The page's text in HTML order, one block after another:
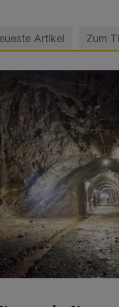
Artikel Zum